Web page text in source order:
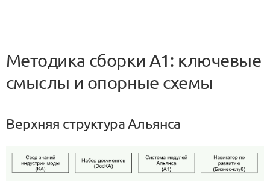
Методика сборки A1: ключевые
смыслы и опорные схемы
Верхняя структура Альянса